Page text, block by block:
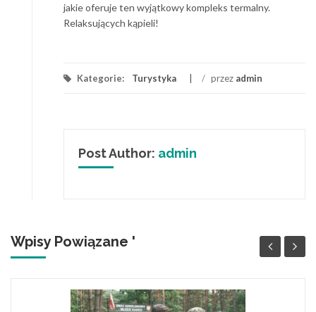
jakie oferuje ten wyjątkowy kompleks termalny.
Relaksujących kąpieli!
Kategorie: Turystyka / przez admin
Post Author: admin
Wpisy Powiązane '